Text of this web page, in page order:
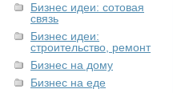
Бизнес идеи: сотовая
связь
Бизнес идеи:
строительство, ремонт
Бизнес на дому
Бизнес на еде